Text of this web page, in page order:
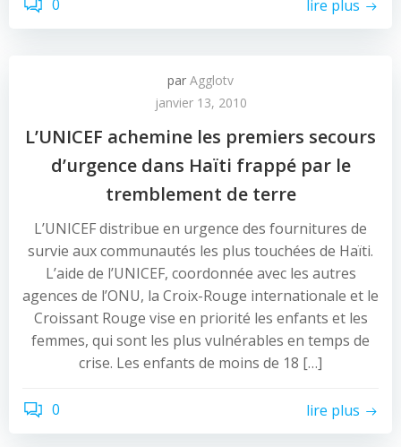
0 lire plus
par Agglotv
janvier 13, 2010
L’UNICEF achemine les premiers secours
d’urgence dans Haïti frappé par le
tremblement de terre
L’UNICEF distribue en urgence des fournitures de
survie aux communautés les plus touchées de Haïti.
L’aide de l’UNICEF, coordonnée avec les autres
agences de l’ONU, la Croix-Rouge internationale et le
Croissant Rouge vise en priorité les enfants et les
femmes, qui sont les plus vulnérables en temps de
crise. Les enfants de moins de 18 […]
0 lire plus